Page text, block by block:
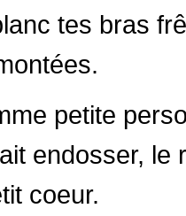
tes bras
petite
fait endosser,
coeur.